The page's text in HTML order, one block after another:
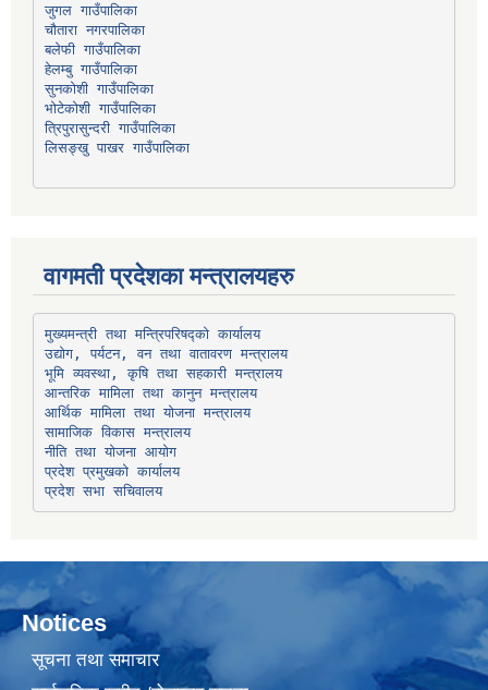
जुगल गाउँपालिका
चौतारा नगरपालिका
बलेफी गाउँपालिका
हेलम्बु गाउँपालिका
सुनकोशी गाउँपालिका
भोटेकोशी गाउँपालिका
त्रिपुरासुन्दरी गाउँपालिका
लिसङ्खु पाखर गाउँपालिका
वागमती प्रदेशका मन्त्रालयहरु
मुख्यमन्त्री तथा मन्त्रिपरिषद्को कार्यालय
उद्योग, पर्यटन, वन तथा वातावरण मन्त्रालय
भूमि व्यवस्था, कृषि तथा सहकारी मन्त्रालय
आन्तरिक मामिला तथा कानुन मन्त्रालय
आर्थिक मामिला तथा योजना मन्त्रालय
सामाजिक विकास मन्त्रालय
नीति तथा योजना आयोग
प्रदेश प्रमुखको कार्यालय
प्रदेश सभा सचिवालय
Notices
सूचना तथा समाचार